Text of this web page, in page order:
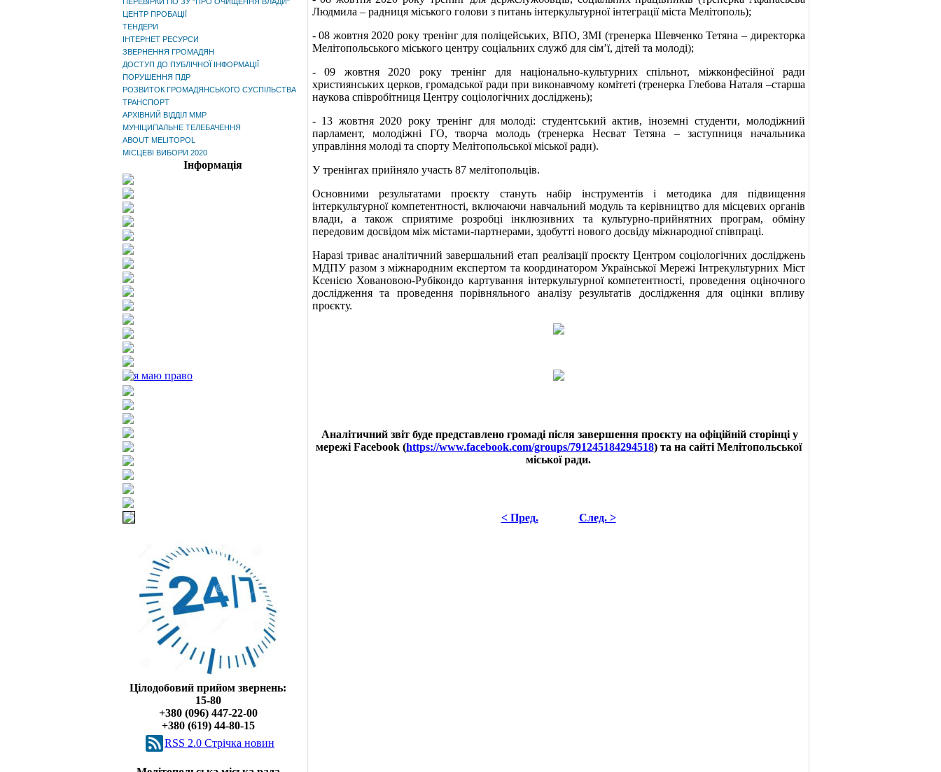
ЦЕНТР ПРОБАЦІЇ
ТЕНДЕРИ
ІНТЕРНЕТ РЕСУРСИ
ЗВЕРНЕННЯ ГРОМАДЯН
ДОСТУП ДО ПУБЛІЧНОЇ ІНФОРМАЦІЇ
ПОРУШЕННЯ ПДР
РОЗВИТОК ГРОМАДЯНСЬКОГО СУСПІЛЬСТВА
ТРАНСПОРТ
АРХІВНИЙ ВІДДІЛ ММР
МУНІЦИПАЛЬНЕ ТЕЛЕБАЧЕННЯ
ABOUT MELITOPOL
МІСЦЕВІ ВИБОРИ 2020
Інформація
Цілодобовий прийом звернень:
15-80
+380 (096) 447-22-00
+380 (619) 44-80-15
RSS 2.0 Cтрічка новин
Людмила – радниця міського голови з питань інтеркультурної інтеграції міста Мелітополь);
- 08 жовтня 2020 року тренінг для поліцейських, ВПО, ЗМІ (тренерка Шевченко Тетяна – директорка
Мелітопольського міського центру соціальних служб для сім’ї, дітей та молоді);
- 09 жовтня 2020 року тренінг для національно-культурних спільнот, міжконфесійної ради
християнських церков, громадської ради при виконавчому комітеті (тренерка Глебова Наталя –старша
наукова співробітниця Центру соціологічних досліджень);
- 13 жовтня 2020 року тренінг для молоді: студентський актив, іноземні студенти, молодіжний
парламент, молодіжні ГО, творча молодь (тренерка Несват Тетяна – заступниця начальника
управління молоді та спорту Мелітопольської міської ради).
У тренінгах прийняло участь 87 мелітопольців.
Основними результатами проєкту стануть набір інструментів і методика для підвищення
інтеркультурної компетентності, включаючи навчальний модуль та керівництво для місцевих органів
влади, а також сприятиме розробці інклюзивних та культурно-прийнятних програм, обміну
передовим досвідом між містами-партнерами, здобутті нового досвіду міжнародної співпраці.
Наразі триває аналітичний завершальний етап реалізації проєкту Центром соціологічних досліджень
МДПУ разом з міжнародним експертом та координатором Української Мережі Інтрекультурних Міст
Ксенією Ховановою-Рубікондо картування інтеркультурної компетентності, проведення оціночного
дослідження та проведення порівняльного аналізу результатів дослідження для оцінки впливу
проєкту.
Аналітичний звіт буде представлено громаді після завершення проєкту на офіційній сторінці у
мережі Facebook(https://www.facebook.com/groups/791245184294518) та на сайті Мелітопольської
міської ради.
< Пред. След. >